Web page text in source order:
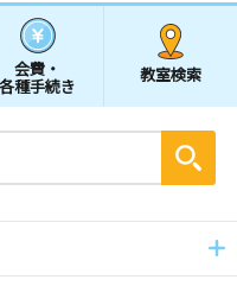
会費・
各種手続き
教室検索